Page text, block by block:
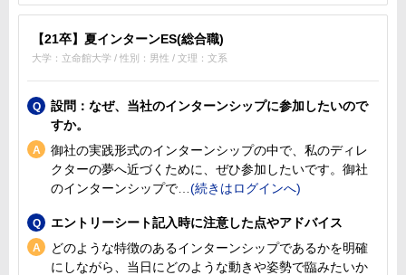
【21卒】夏インターンES(総合職)
大学：立命館大学 / 性別：男性 / 文理：文系
設問：なぜ、当社のインターンシップに参加したいので
すか。
御社の実践形式のインターンシップの中で、私のディレ
クターの夢へ近づくために、ぜひ参加したいです。御社
のインターンシップで
エントリーシート記入時に注意した点やアドバイス
どのような特徴のあるインターンシップであるかを明確
にしながら、当日にどのような動きや姿勢で臨みたいか